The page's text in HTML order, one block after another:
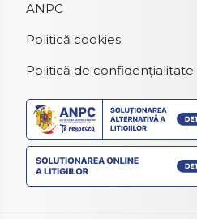
ANPC
Politică cookies
Politică de confidențialitate